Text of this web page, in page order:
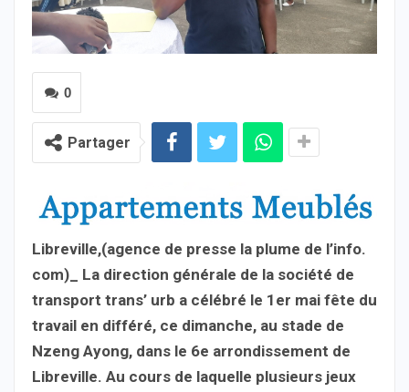
0
Partager
Libreville,(agence de presse la plume de l’info.
com)_ La direction générale de la société de
transport trans’ urb a célébré le 1er mai fête du
travail en différé, ce dimanche, au stade de
Nzeng Ayong, dans le 6e arrondissement de
Libreville. Au cours de laquelle plusieurs jeux